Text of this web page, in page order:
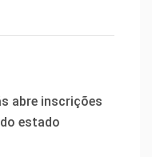
abre inscrições
estado